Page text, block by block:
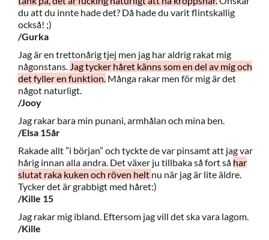
du att du innte hade det? Då hade du varit flintskallig
också! ;)
/Gurka
Jag är en trettonårig tjej men jag har aldrig rakat mig
någonstans. Jag tycker håret känns som en del av mig och
det fyller en funktion. Många rakar men för mig är det
något naturligt.
/Jooy
Jag rakar bara min punani, armhålan och mina ben.
/Elsa 15år
Rakade allt ”i början” och tyckte de var pinsamt att jag var
hårig innan alla andra. Det växer ju tillbaka så fort så har
slutat raka kuken och röven helt nu när jag är lite äldre.
Tycker det är grabbigt med håret:)
/Kille 15
Jag rakar mig ibland. Eftersom jag vill det ska vara lagom.
/Kille